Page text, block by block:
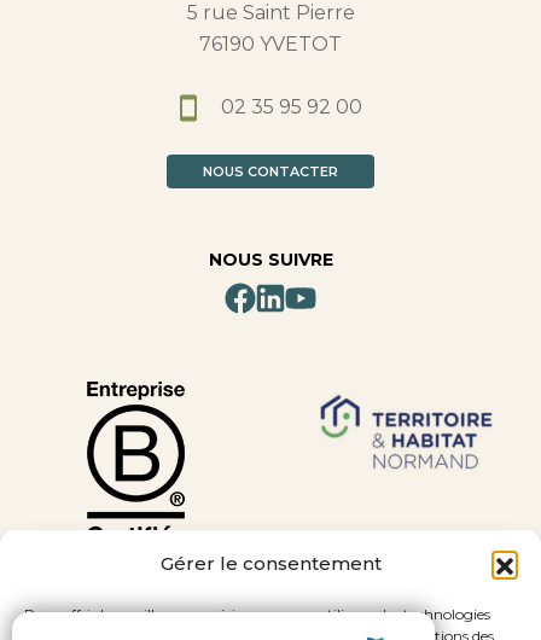
Gérer le consentement
Pour offrir les meilleures expériences, nous utilisons des technologies
telles que les cookies pour stocker et/ou accéder aux informations des
5 rue Saint Pierre
76190 YVETOT
02 35 95 92 00
NOUS CONTACTER
NOUS SUIVRE